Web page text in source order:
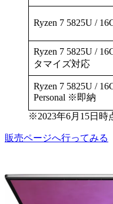
Ryzen 7 5825U /
Ryzen 7 5825U /
タマイズ対応
Ryzen 7 5825U /
Personal ※即納
※2023年6月15日時
販売ページへ行ってみる